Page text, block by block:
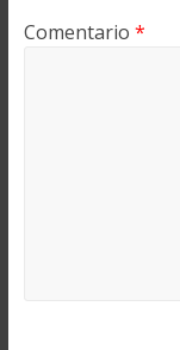
Comentario *